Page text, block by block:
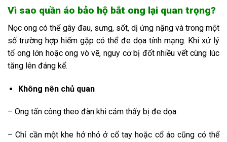
Vì sao quần áo bảo hộ bắt ong lại quan trọng?
Nọc ong có thể gây đau, sưng, sốt, dị ứng nặng và trong một
số trường hợp hiếm gặp có thể đe dọa tính mạng. Khi xử lý
tổ ong lớn hoặc ong vò vẽ, nguy cơ bị đốt nhiều vết cùng lúc
tăng lên đáng kể.
Không nên chủ quan
– Ong tấn công theo đàn khi cảm thấy bị đe dọa.
– Chỉ cần một khe hở nhỏ ở cổ tay hoặc cổ áo cũng có thể